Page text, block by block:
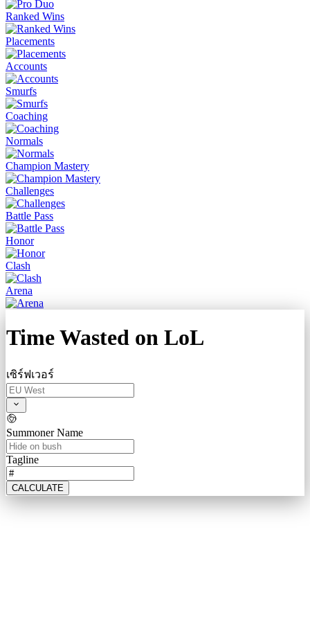
Ranked Wins
Placements
Accounts
Smurfs
Coaching
Normals
Champion Mastery
Challenges
Battle Pass
Honor
Clash
Arena
Time Wasted on LoL
เซิร์ฟเวอร์
Summoner Name
Tagline
CALCULATE